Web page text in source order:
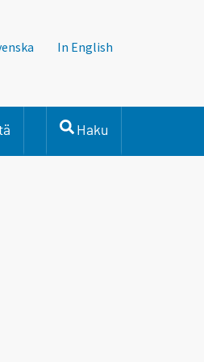
In English
Haku